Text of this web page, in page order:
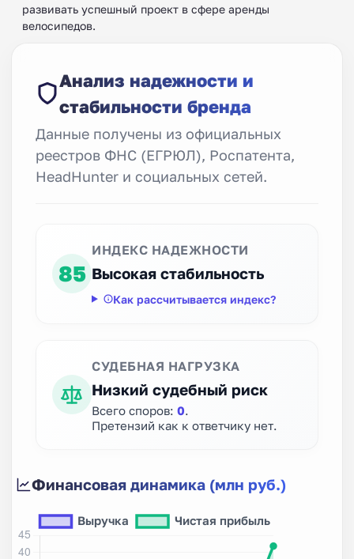
развивать успешный проект в сфере аренды
велосипедов.
Анализ надежности и
стабильности бренда
Данные получены из официальных
реестров ФНС (ЕГРЮЛ), Роспатента,
HeadHunter и социальных сетей.
85
ИНДЕКС НАДЕЖНОСТИ
Высокая стабильность
Как рассчитывается индекс?
СУДЕБНАЯ НАГРУЗКА
Низкий судебный риск
Всего споров: 0
Претензий как к ответчику нет.
Финансовая динамика (млн руб.)